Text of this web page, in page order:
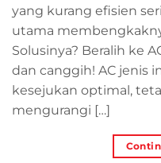
yang kurang efisien
utama
Solusinya? Beralih ke
dan canggih! AC jenis
kesejukan optimal,
mengurangi […]